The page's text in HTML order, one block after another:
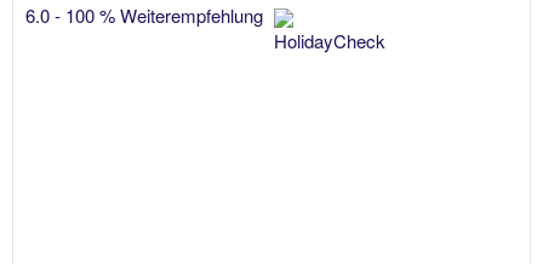
6.0 - 100 % Weiterempfehlung